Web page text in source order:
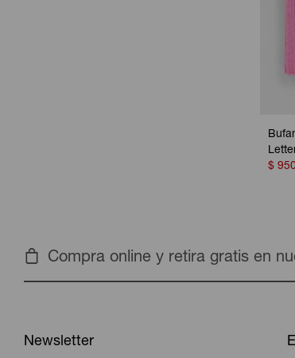
$
Compra online y retira gratis en
Newsletter